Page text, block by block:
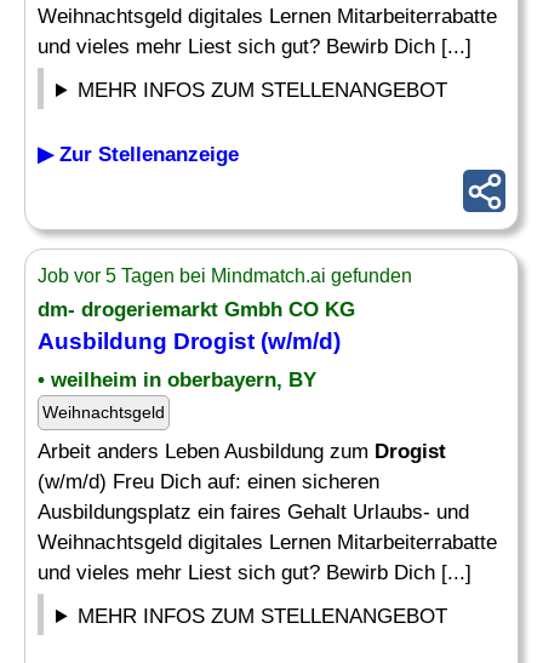
Weihnachtsgeld digitales Lernen Mitarbeiterrabatte
und vieles mehr Liest sich gut? Bewirb Dich [...]
MEHR INFOS ZUM STELLENANGEBOT
▶ Zur Stellenanzeige
Job vor 5 Tagen bei Mindmatch.ai gefunden
dm- drogeriemarkt Gmbh CO KG
Ausbildung Drogist (w/m/d)
• weilheim in oberbayern, BY
Weihnachtsgeld
Arbeit anders Leben Ausbildung zum Drogist
(w/m/d) Freu Dich auf: einen sicheren
Ausbildungsplatz ein faires Gehalt Urlaubs- und
Weihnachtsgeld digitales Lernen Mitarbeiterrabatte
und vieles mehr Liest sich gut? Bewirb Dich [...]
MEHR INFOS ZUM STELLENANGEBOT